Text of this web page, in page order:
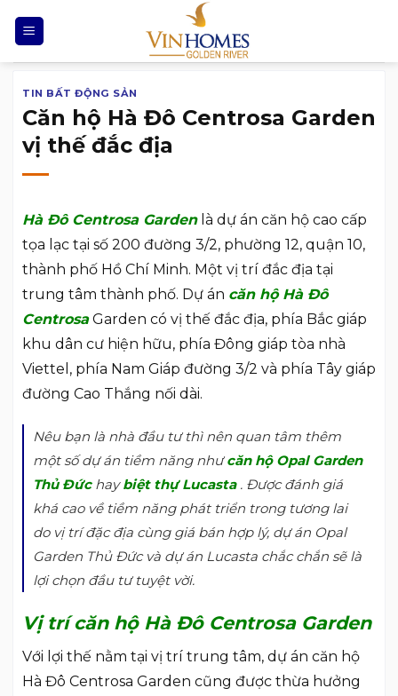
đến
nội
dungTIN BẤT ĐỘNG SẢN
Căn hộ Hà Đô Centrosa Garden
vị thế đắc địa
Hà Đô Centrosa Gardenlà dự án căn hộ cao cấp
tọa lạc tại số 200 đường 3/2, phường 12, quận 10,
thành phố Hồ Chí Minh. Một vị trí đắc địa tại
trung tâm thành phố. Dự án căn hộ Hà Đô
CentrosaGarden có vị thế đắc địa, phía Bắc giáp
khu dân cư hiện hữu, phía Đông giáp tòa nhà
Viettel, phía Nam Giáp đường 3/2 và phía Tây giáp
đường Cao Thắng nối dài.
Nêu bạn là nhà đầu tư thì nên quan tâm thêm
một số dự án tiềm năng nhưcăn hộ Opal Garden
Thủ Đứchay biệt thự Lucasta. Được đánh giá
khá cao về tiềm năng phát triển trong tương lai
do vị trí đặc địa cùng giá bán hợp lý, dự án Opal
Garden Thủ Đức và dự án Lucasta chắc chắn sẽ là
lợi chọn đầu tư tuyệt vời.
Vị trí căn hộ Hà Đô Centrosa Garden
Với lợi thế nằm tại vị trí trung tâm, dự án căn hộ
Hà Đô Centrosa Garden cũng được thừa hưởng